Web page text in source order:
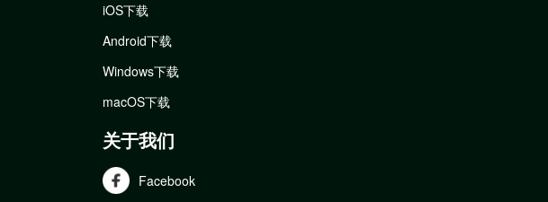
iOS下载
Android下载
Windows下载
macOS下载
关于我们
Facebook